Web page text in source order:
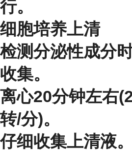
行。
细胞培养上清
检测分泌性成分
收集。
离心20分钟左右
转/分)。
仔细收集上清液。